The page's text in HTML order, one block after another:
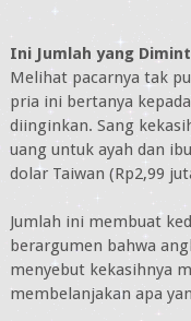
Ini Jumlah yang
Melihat pacarnya tak
pria ini bertanya
diinginkan. Sang
uang untuk ayah dan
dolar Taiwan (Rp2,99
Jumlah ini membuat
berargumen bahwa
menyebut kekasihnya
membelanjakan apa